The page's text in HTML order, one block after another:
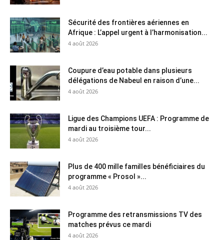
Sécurité des frontières aériennes en
Afrique : L’appel urgent à l’harmonisation...
4 août 2026
Coupure d’eau potable dans plusieurs
délégations de Nabeul en raison d’une...
4 août 2026
Ligue des Champions UEFA : Programme de
mardi au troisième tour...
4 août 2026
Plus de 400 mille familles bénéficiaires du
programme « Prosol »...
4 août 2026
Programme des retransmissions TV des
matches prévus ce mardi
4 août 2026